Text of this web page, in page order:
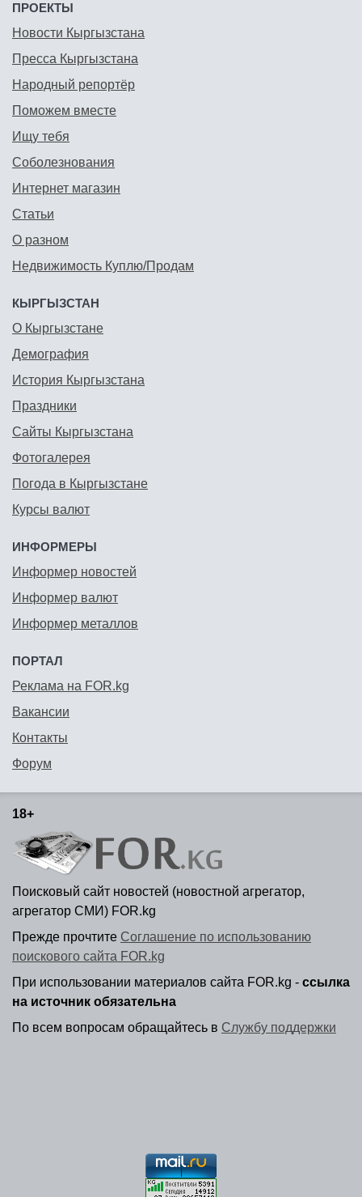
ПРОЕКТЫ
Новости Кыргызстана
Пресса Кыргызстана
Народный репортёр
Поможем вместе
Ищу тебя
Соболезнования
Интернет магазин
Статьи
О разном
Недвижимость Куплю/Продам
КЫРГЫЗСТАН
О Кыргызстане
Демография
История Кыргызстана
Праздники
Сайты Кыргызстана
Фотогалерея
Погода в Кыргызстане
Курсы валют
ИНФОРМЕРЫ
Информер новостей
Информер валют
Информер металлов
ПОРТАЛ
Реклама на FOR.kg
Вакансии
Контакты
Форум
18+
Поисковый сайт новостей (новостной агрегатор,
агрегатор СМИ) FOR.kg
Прежде прочтите Соглашение по использованию
поискового сайта FOR.kg
При использовании материалов сайта FOR.kg - ссылка
на источник обязательна
По всем вопросам обращайтесь в Службу поддержки